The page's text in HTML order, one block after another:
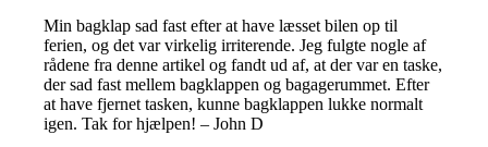
Min bagklap sad fast efter at have læsset bilen op til
ferien, og det var virkelig irriterende. Jeg fulgte nogle af
rådene fra denne artikel og fandt ud af, at der var en taske,
der sad fast mellem bagklappen og bagagerummet. Efter
at have fjernet tasken, kunne bagklappen lukke normalt
igen. Tak for hjælpen! – John D